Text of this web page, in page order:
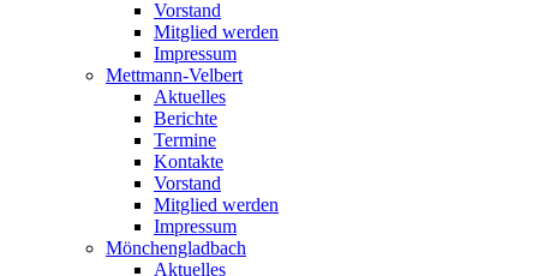
Vorstand
Mitglied werden
Impressum
Mettmann-Velbert
Aktuelles
Berichte
Termine
Kontakte
Vorstand
Mitglied werden
Impressum
Mönchengladbach
Aktuelles